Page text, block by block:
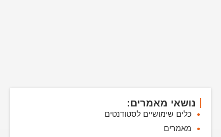
נושאי מאמרים:
כלים שימושיים לסטודנטים
מאמרים